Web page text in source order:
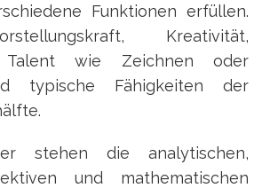
Funktionen erfüllen.
Kreativität,
Talent wie Zeichnen oder
typische Fähigkeiten der
stehen die analytischen,
und mathematischen